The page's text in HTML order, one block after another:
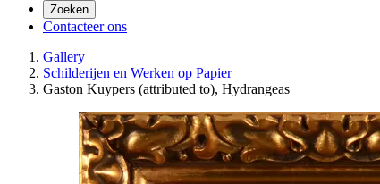
Zoeken
Contacteer ons
Gallery
Schilderijen en Werken op Papier
Gaston Kuypers (attributed to), Hydrangeas